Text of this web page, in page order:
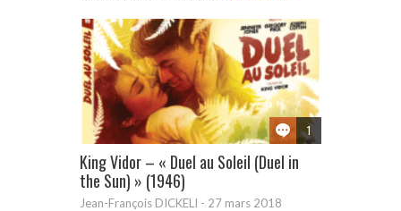
1
King Vidor – « Duel au Soleil (Duel in
the Sun) » (1946)
Jean-François DICKELI - 27 mars 2018